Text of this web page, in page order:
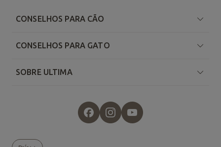
CONSELHOS PARA CÃO
CONSELHOS PARA GATO
SOBRE ULTIMA